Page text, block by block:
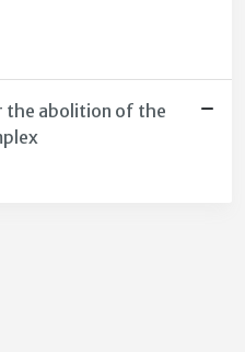
the abolition of the